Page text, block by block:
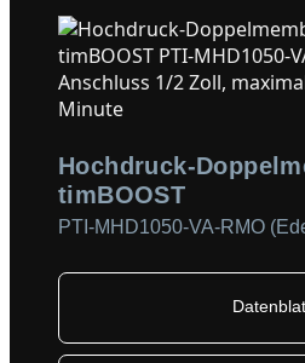
Hochdruck-
timBOOST
PTI-MHD1050-VA-RMO